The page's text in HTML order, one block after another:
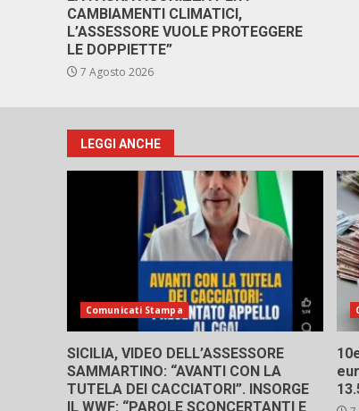
CAMBIAMENTI CLIMATICI,
L’ASSESSORE VUOLE PROTEGGERE
LE DOPPIETTE”
7 Agosto 2026
LEGGI ANCHE
Comunicati Stampa
SICILIA, VIDEO DELL’ASSESSORE
SAMMARTINO: “AVANTI CON LA
TUTELA DEI CACCIATORI”. INSORGE
IL WWF: “PAROLE SCONCERTANTI E